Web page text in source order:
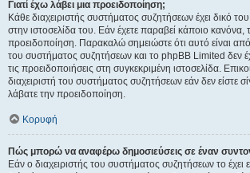
Γιατί έχω λάβει μια προειδοποίηση;
Κάθε διαχειριστής συστήματος συζητήσεων έχει δικό
στην ιστοσελίδα του. Εάν έχετε παραβεί κάποιο κανόνα,
προειδοποίηση. Παρακαλώ σημειώστε ότι αυτό είναι
του συστήματος συζητήσεων και το phpBB Limited δεν
τις προειδοποιήσεις στη συγκεκριμένη ιστοσελίδα.
διαχειριστή του συστήματος συζητήσεων εάν δεν είστε
λάβατε την προειδοποίηση.
Κορυφή
Πώς μπορώ να αναφέρω δημοσιεύσεις σε έναν
Εάν ο διαχειριστής του συστήματος συζητήσεων το έχει